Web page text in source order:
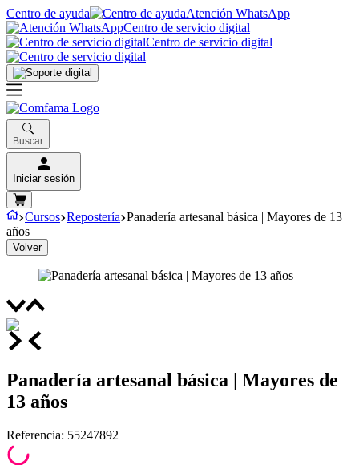
Centro de ayuda
Atención WhatsApp
Centro de servicio digital
Centro de servicio digital
Buscar
Iniciar sesión
Cursos Repostería Panadería artesanal básica | Mayores de 13
años
Volver
Panadería artesanal básica | Mayores de
13 años
Referencia: 55247892